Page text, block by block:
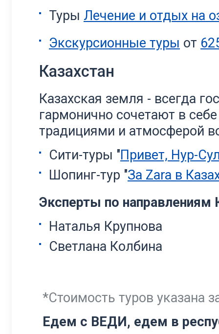
Туры Лечение и отдых на
Экскурсионные туры от
Казахстан
Казахская земля - всегда
гармонично сочетают в
традициями и атмосферой
Сити-туры "Привет, Нур-
Шопинг-тур "За Zara в
Эксперты по направлениям
Наталья Крупнова
Светлана Колбина
*Стоимость туров указана
Едем с ВЕДИ, едем в